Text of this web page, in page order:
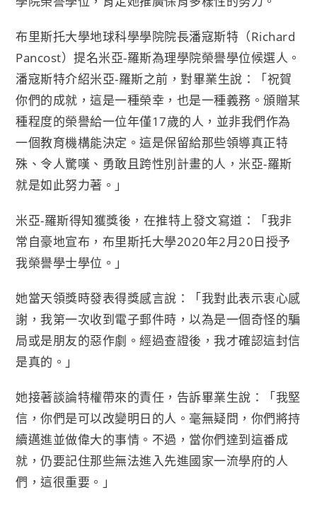
布里斯托大學地球科學學院院長潘寇斯特（Richard
Pancost）提名米亞-羅斯為理學院榮譽學位候選人。
潘寇斯特介紹米亞-羅斯之前，對畢業生說：「祝賀
你們的成就，這是一種榮幸，也是一種義務。頒贈某
種程度的榮譽給一位年僅17歲的人，並非我們作為
一個教育機構能決定。這是保留給那些領導真正特
殊、令人驚嘆、勇敢且跨性別計畫的人，米亞-羅斯
就是如此努力著。」
米亞-羅斯得知獲獎後，在推特上發文寫道：「我非
常自豪地宣布，布里斯托大學2020年2月20日授予
我榮譽學士學位。」
她當天領獎時發表得獎感言說：「我對此表示衷心感
謝，我第一次收到電子郵件時，以為是一個奇怪的騙
局或是朋友的惡作劇。經過查證後，我才確認這封信
是真的。」
她接著談論特權帶來的責任，告訴畢業生說：「我堅
信，你們是可以改變明日的人。毫無疑問，你們將持
續邁進並做偉大的事情。不過，當你們達到這番成
就，仍要記住那些無法進入先進國家一流學府的人
們，這很重要。」